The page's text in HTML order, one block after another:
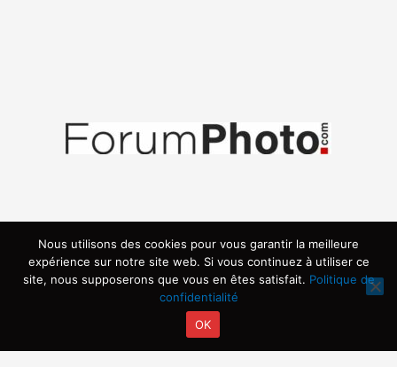
Copyright © 2026 | Propulsé par ARVIA
Nous utilisons des cookies pour vous garantir la meilleure
expérience sur notre site web. Si vous continuez à utiliser ce
site, nous supposerons que vous en êtes satisfait. Politique de
confidentialité
OK